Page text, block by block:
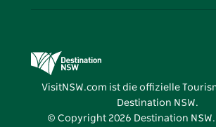
Destination NSW Medienzentrum
Vivid Sydney
VisitNSW.com ist die offizielle
Destination NSW.
© Copyright 2026 Destination